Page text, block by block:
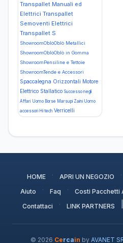
Transpallet Manuali ed
Elettrici Transpallet
Semoventi Elettrici
Transpallet S
ShowroomOblòOblò Metallici
ShowroomOblòOblò in Gomma
ShowroomPensiline e Tettoie
ShowroomTende e Accessori
Spaccalegna Orizzontali Motore
Elettrico Stallatico Successo negli
Affari Uomo Borse Marsupi Zaini Uomo
accessori Hi tech Verricelli
HOME · APRI UN NEGOZIO ·
Aiuto · Faq · Costi Pacchetti
Contattaci · LINK PARTNERS
© 2026 Cercain by AVANET